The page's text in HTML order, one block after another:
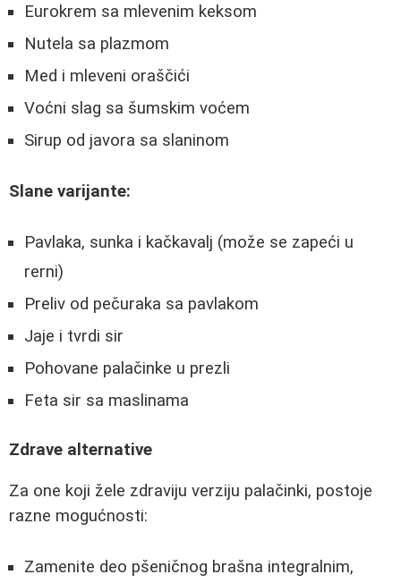
Eurokrem sa mlevenim keksom
Nutela sa plazmom
Med i mleveni oraščići
Voćni slag sa šumskim voćem
Sirup od javora sa slaninom
Slane varijante:
Pavlaka, sunka i kačkavalj (može se zapeći u
rerni)
Preliv od pečuraka sa pavlakom
Jaje i tvrdi sir
Pohovane palačinke u prezli
Feta sir sa maslinama
Zdrave alternative
Za one koji žele zdraviju verziju palačinki, postoje
razne mogućnosti:
Zamenite deo pšeničnog brašna integralnim,